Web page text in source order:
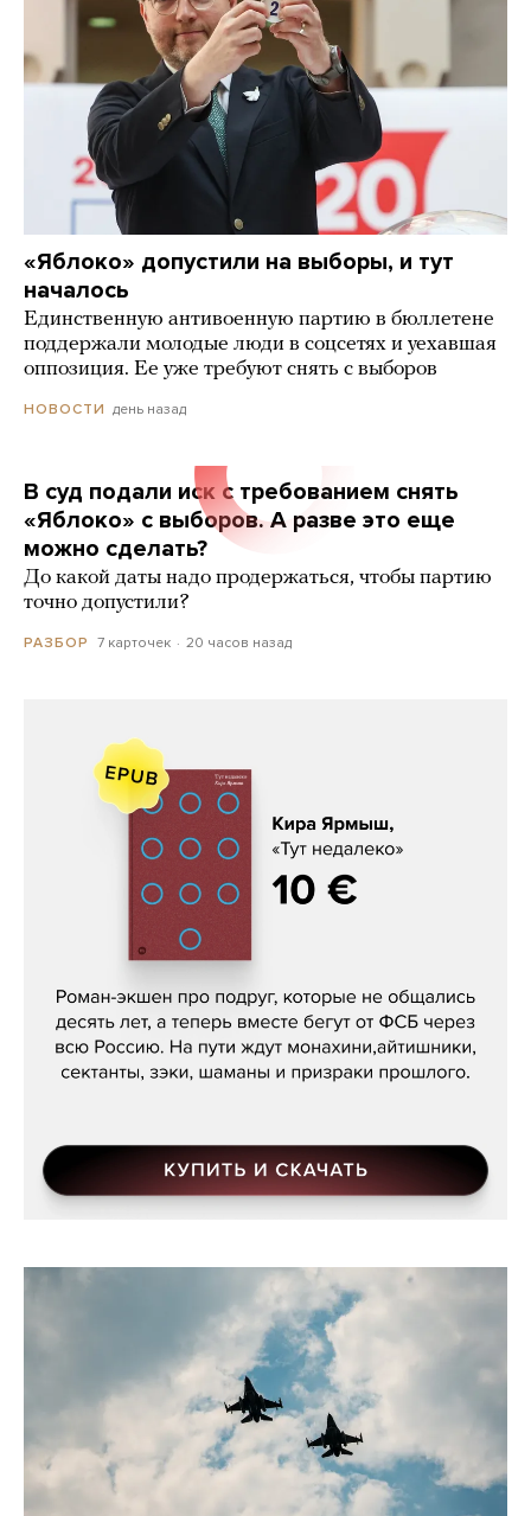
«Яблоко» допустили на выборы, и тут
началось
Единственную антивоенную партию в бюллетене
поддержали молодые люди в соцсетях и уехавшая
оппозиция. Ее уже требуют снять с выборов
НОВОСТИ день назад
В суд подали иск с требованием снять
«Яблоко» с выборов. А разве это еще
можно сделать?
До какой даты надо продержаться, чтобы партию
точно допустили?
РАЗБОР 7 карточек 20 часов назад
Кира Ярмыш, «Тут недалеко»